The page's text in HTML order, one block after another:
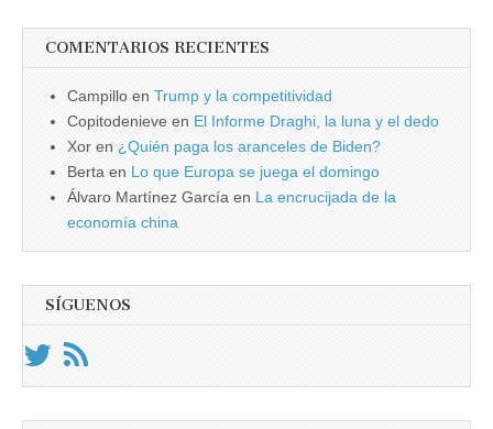
COMENTARIOS RECIENTES
Campillo en Trump y la competitividad
Copitodenieve en El Informe Draghi, la luna y el dedo
Xor en ¿Quién paga los aranceles de Biden?
Berta en Lo que Europa se juega el domingo
Álvaro Martínez García en La encrucijada de la
economía china
SÍGUENOS